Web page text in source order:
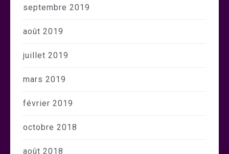
septembre 2019
août 2019
juillet 2019
mars 2019
février 2019
octobre 2018
août 2018